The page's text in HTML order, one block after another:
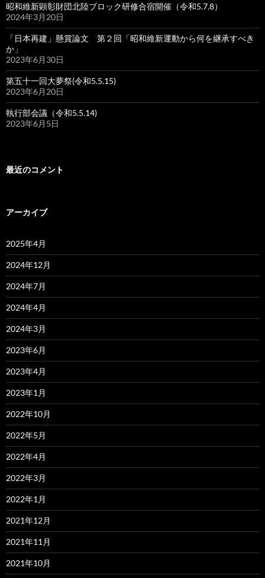
昭和維新顕彰財団北陸ブロック研修合宿開催（令和5.7.8）
2024年3月20日
「日本再建」懸賞論文 第２回「昭和維新運動から何を継承すべき
か」
2023年6月30日
第五十一回大夢祭(令和5.5.15)
2023年6月20日
執行部会議（令和5.5.14)
2023年6月5日
最近のコメント
アーカイブ
2025年4月
2024年12月
2024年7月
2024年4月
2024年3月
2023年6月
2023年4月
2023年1月
2022年10月
2022年5月
2022年4月
2022年3月
2022年1月
2021年12月
2021年11月
2021年10月